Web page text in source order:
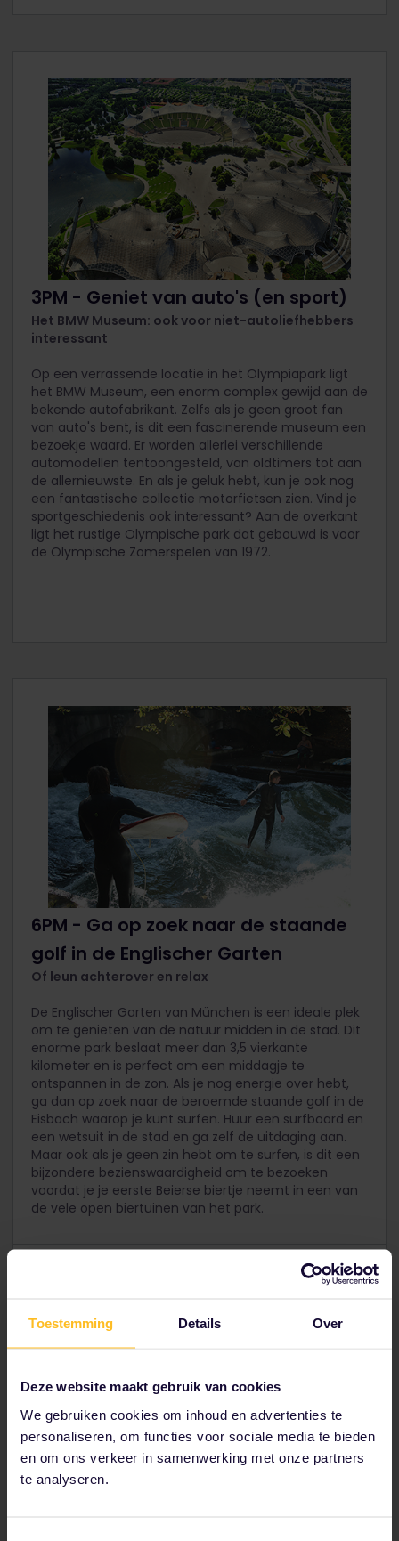
Toestemming Details Over
Deze website maakt gebruik van cookies
We gebruiken cookies om inhoud en advertenties te
personaliseren, om functies voor sociale media te bieden
en om ons verkeer in samenwerking met onze partners
te analyseren.
3PM - Geniet van auto's (en sport)
Het BMW Museum: ook voor niet-autoliefhebbers
interessant
Op een verrassende locatie in het Olympiapark ligt
het BMW Museum, een enorm complex gewijd aan de
bekende autofabrikant. Zelfs als je geen groot fan
van auto's bent, is dit een fascinerende museum een
bezoekje waard. Er worden allerlei verschillende
automodellen tentoongesteld, van oldtimers tot aan
de allernieuwste. En als je geluk hebt, kun je ook nog
een fantastische collectie motorfietsen zien. Vind je
sportgeschiedenis ook interessant? Aan de overkant
ligt het rustige Olympische park dat gebouwd is voor
de Olympische Zomerspelen van 1972.
6PM - Ga op zoek naar de staande
golf in de Englischer Garten
Of leun achterover en relax
De Englischer Garten van München is een ideale plek
om te genieten van de natuur midden in de stad. Dit
enorme park beslaat meer dan 3,5 vierkante
kilometer en is perfect om een middagje te
ontspannen in de zon. Als je nog energie over hebt,
ga dan op zoek naar de beroemde staande golf in de
Eisbach waarop je kunt surfen. Huur een surfboard en
een wetsuit in de stad en ga zelf de uitdaging aan.
Maar ook als je geen zin hebt om te surfen, is dit een
bijzondere bezienswaardigheid om te bezoeken
voordat je je eerste Beierse biertje neemt in een van
de vele open biertuinen van het park.